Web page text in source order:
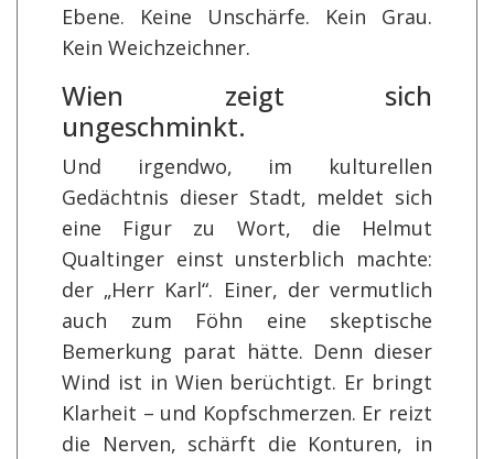
Ebene. Keine Unschärfe. Kein Grau.
Kein Weichzeichner.
Wien zeigt sich
ungeschminkt.
Und irgendwo, im kulturellen
Gedächtnis dieser Stadt, meldet sich
eine Figur zu Wort, die Helmut
Qualtinger einst unsterblich machte:
der „Herr Karl“. Einer, der vermutlich
auch zum Föhn eine skeptische
Bemerkung parat hätte. Denn dieser
Wind ist in Wien berüchtigt. Er bringt
Klarheit – und Kopfschmerzen. Er reizt
die Nerven, schärft die Konturen, in